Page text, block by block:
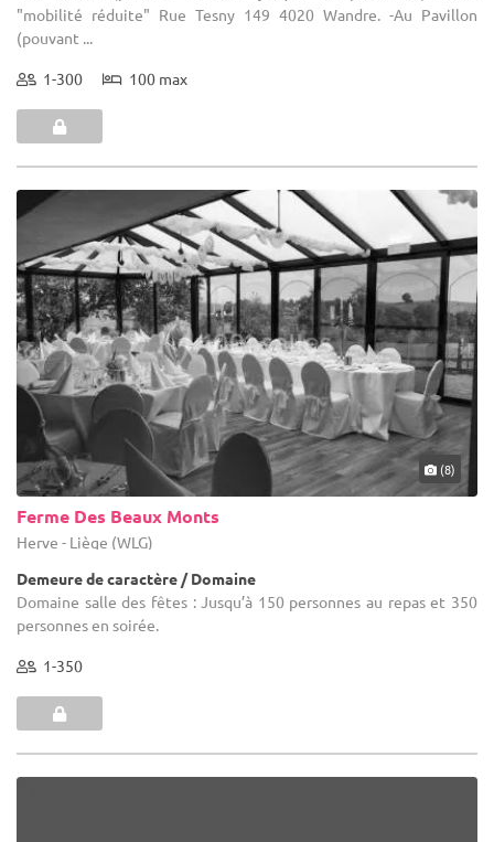
"mobilité réduite" Rue Tesny 149 4020 Wandre. -Au Pavillon
(pouvant ...
1-300 100 max
(8)
Ferme Des Beaux Monts
Herve - Liège (WLG)
Demeure de caractère / Domaine
Domaine salle des fêtes : Jusqu’à 150 personnes au repas et 350
personnes en soirée.
1-350